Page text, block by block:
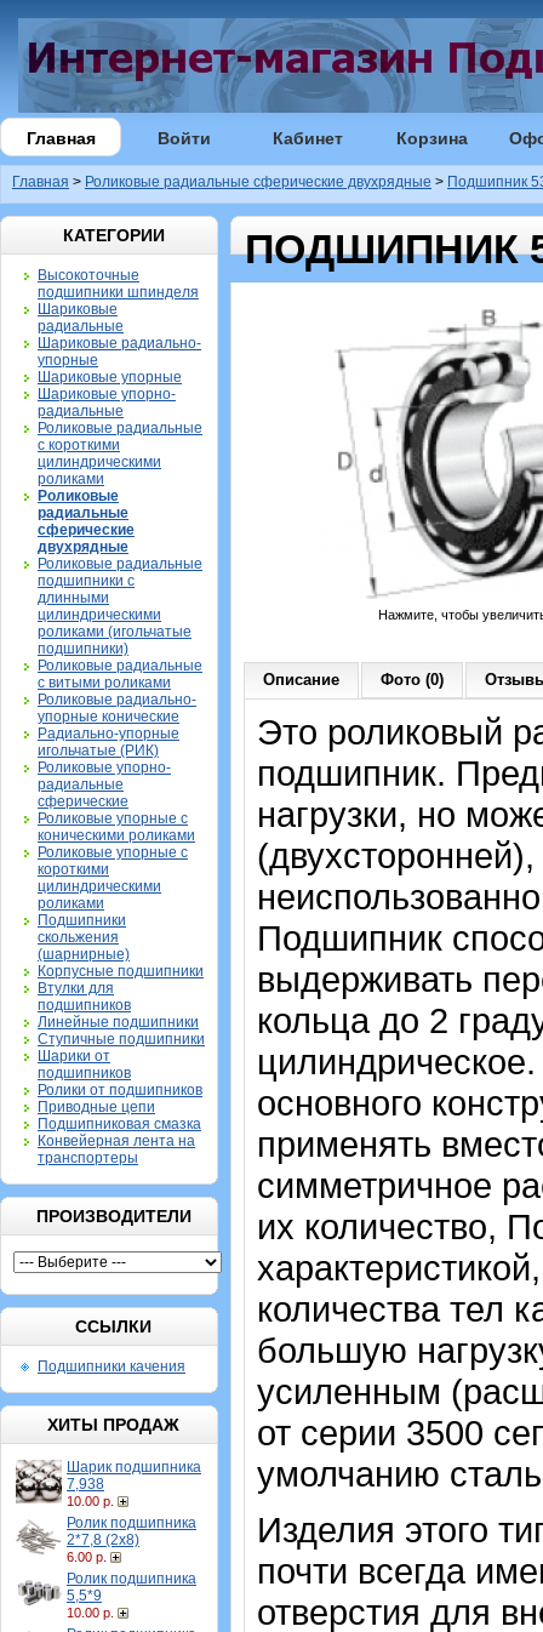
Главная Войти Кабинет Корзина
Главная > Роликовые радиальные сферические двухрядные > Подшипник
КАТЕГОРИИ
Высокоточные
подшипники шпинделя
Шариковые
радиальные
Шариковые радиально-
упорные
Шариковые упорные
Шариковые упорно-
радиальные
Роликовые радиальные
с короткими
цилиндрическими
роликами
Роликовые
радиальные
сферические
двухрядные
Роликовые радиальные
подшипники с
длинными
цилиндрическими
роликами (игольчатые
подшипники)
Роликовые радиальные
с витыми роликами
Роликовые радиально-
упорные конические
Радиально-упорные
игольчатые (РИК)
Роликовые упорно-
радиальные
сферические
Роликовые упорные с
коническими роликами
Роликовые упорные с
короткими
цилиндрическими
роликами
Подшипники
скольжения
(шарнирные)
Корпусные подшипники
Втулки для
подшипников
Линейные подшипники
Ступичные подшипники
Шарики от
подшипников
Ролики от подшипников
Приводные цепи
Подшипниковая смазка
Конвейерная лента на
транспортеры
ПРОИЗВОДИТЕЛИ
ССЫЛКИ
Подшипники качения
ХИТЫ ПРОДАЖ
Шарик подшипника
7,938
10.00 р.
Ролик подшипника
2*7,8 (2х8)
6.00 р.
Ролик подшипника
5,5*9
10.00 р.
ПОДШИПНИК
Нажмите, чтобы
Описание Фото (0)
Это роликовый
подшипник.
нагрузки, но
Подшипник
выдерживать
кольца до 2
основного
применять
симметричное
их количество,
количества тел
большую
усиленным
от серии 3500
умолчанию
Изделия этого
почти всегда
отверстия для